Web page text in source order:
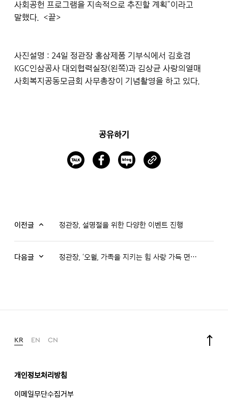
사회공헌 프로그램을 지속적으로 추진할 계획”이라고
말했다. <끝>
사진설명 : 24일 정관장 홍삼제품 기부식에서 김호겸
KGC인삼공사 대외협력실장(왼쪽)과 김상균 사랑의열매
사회복지공동모금회 사무총장이 기념촬영을 하고 있다.
공유하기
이전글 정관장, 설명절을 위한 다양한 이벤트 진행
다음글 정관장, ‘오월, 가족을 지키는 힘 사랑 가득 면역력’ 프로모션 진행
KR EN CN
개인정보처리방침
이메일무단수집거부